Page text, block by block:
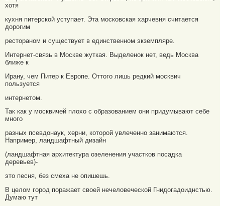
хотя
кухня питерской уступает. Эта московская харчевня считается
дорогим
рестораном и существует в единственном экземпляре.
Интернет-связь в Москве жуткая. Выделенок нет, ведь Москва
ближе к
Ирану, чем Питер к Европе. Оттого лишь редкий москвич
пользуется
интернетом.
Так как у москвичей плохо с образованием они придумывают себе
много
разных псевдонаук, херни, которой увлеченно занимаются.
Например, ландшафтный дизайн
(ландшафтная архитектура озеленения участков посадка
деревьев)-
это песня, без смеха не опишешь.
В целом город поражает своей нечеловеческой Гнидогадоиднстью.
Думаю тут